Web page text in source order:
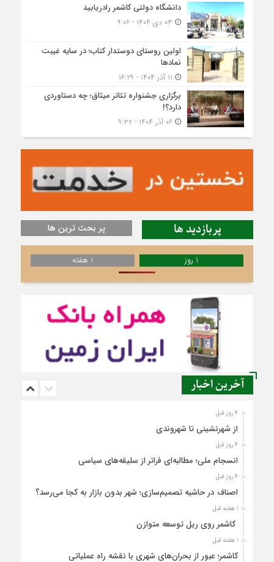
دانشگاه دولتی کاشمر‌ رادریابید
اولین روستای دوستدار کتاب؛ در سایه غیبت
نمادها
برگزاری جشنواره تئاتر میثاق؛ چه دستاوردی
دارد؟!
۰۶ آذر ۱۴۰۴ - ۹:۳۲
پربازدید ها پر بحث ترین ها
1 روز 1 هفته
آخرین اخبار
4 روز قبل
از شهرنشینی تا شهروندی
4 روز قبل
انسجام ملی؛ مطالبه‌ای فراتر از سلیقه‌های سیاسی
4 روز قبل
اصناف در حاشیه تصمیم‌سازی؛ شهر بدون بازار به کجا می‌رسد؟
1 هفته قبل
کاشمر روی ریل توسعه متوازن
1 هفته قبل
کاشمر؛ عبور از بحران‌های شهری با نقشه راه عملیاتی